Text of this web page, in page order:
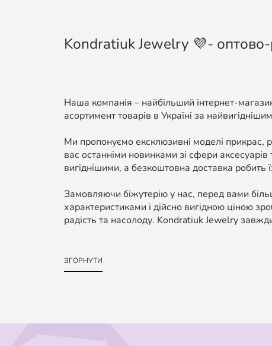
Kondratiuk Jewelry 💜- оптово-
Наша компанія – найбільший інтернет-
асортимент товарів в Україні за
Ми пропонуємо ексклюзивні моделі
вас останніми новинками зі сфери
вигіднішими, а безкоштовна доставка
Замовляючи біжутерію у нас, перед вами
характеристиками і дійсно вигідною ціною
радість та насолоду. Kondratiuk Jewelry
ЗГОРНУТИ